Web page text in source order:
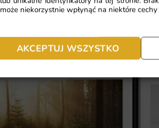
może niekorzystnie wpłynąć na niektóre
AKCEPTUJ WSZYSTKO